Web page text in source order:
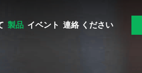
製品 イベント 連絡 ください